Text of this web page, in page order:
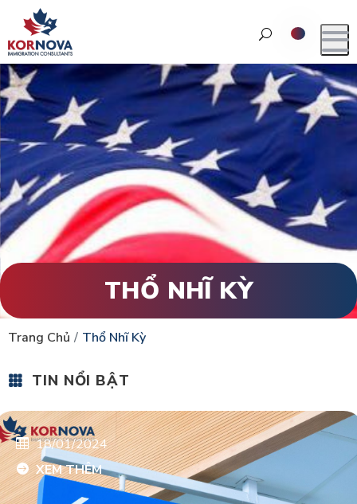
THỔ NHĨ KỲ
Trang Chủ Thổ Nhĩ Kỳ
TIN NỔI BẬT
18/01/2024
XEM THÊM